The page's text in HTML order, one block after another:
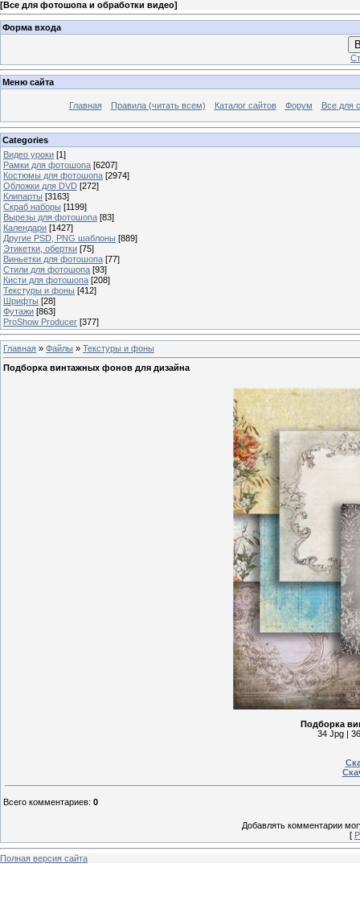
[Все для фотошопа и обработки видео]
Форма входа
Меню сайта
Главная Правила (читать всем) Каталог сайтов Форум Все для
Categories
Видео уроки [1]
Рамки для фотошопа [6207]
Костюмы для фотошопа [2974]
Обложки для DVD [272]
Клипарты [3163]
Скраб наборы [1199]
Вырезы для фотошопа [83]
Календари [1427]
Другие PSD, PNG шаблоны [889]
Этикетки, обертки [75]
Виньетки для фотошопа [77]
Стили для фотошопа [93]
Кисти для фотошопа [208]
Текстуры и фоны [412]
Шрифты [28]
Футажи [863]
ProShow Producer [377]
Главная » Файлы » Текстуры и фоны
Подборка винтажных фонов для дизайна
Подборка
34 Jpg |
Всего комментариев: 0
Добавлять комментарии
[
Полная версия сайта